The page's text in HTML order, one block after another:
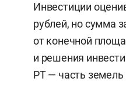
складов, деловой
у границ Казани и
спускаясь к
вперемежку с
Инвестиции
рублей, но сумма
от конечной
и решения
РТ — часть земель